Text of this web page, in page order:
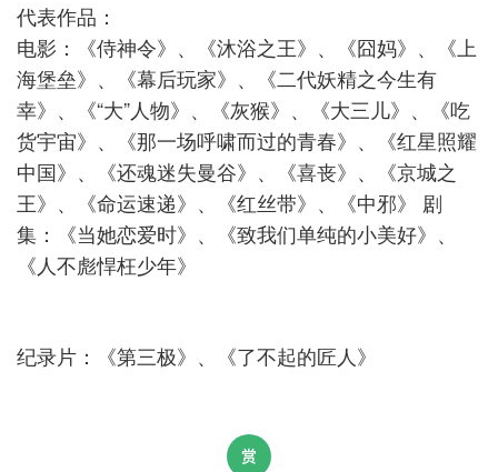
代表作品：
电影：《侍神令》、《沐浴之王》、《囧妈》、《上
海堡垒》、《幕后玩家》、《二代妖精之今生有
幸》、《“大”人物》、《灰猴》、《大三儿》、《吃
货宇宙》、《那一场呼啸而过的青春》、《红星照耀
中国》、《还魂迷失曼谷》、《喜丧》、《京城之
王》、《命运速递》、《红丝带》、《中邪》 剧
集：《当她恋爱时》、《致我们单纯的小美好》、
《人不彪悍枉少年》
纪录片：《第三极》、《了不起的匠人》